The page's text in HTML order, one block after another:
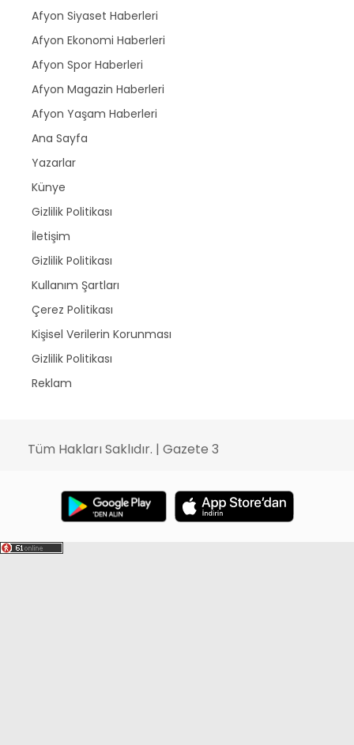
Afyon Siyaset Haberleri
Afyon Ekonomi Haberleri
Afyon Spor Haberleri
Afyon Magazin Haberleri
Afyon Yaşam Haberleri
Ana Sayfa
Yazarlar
Künye
Gizlilik Politikası
İletişim
Gizlilik Politikası
Kullanım Şartları
Çerez Politikası
Kişisel Verilerin Korunması
Gizlilik Politikası
Reklam
Tüm Hakları Saklıdır. | Gazete 3